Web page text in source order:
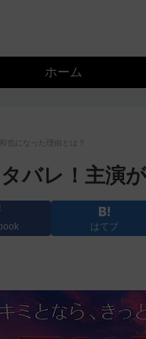
ホーム
也になった理由とは？
バレ！主演
はてブ